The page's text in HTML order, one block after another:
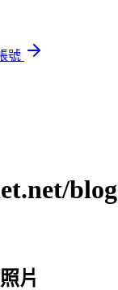
號
blog
片